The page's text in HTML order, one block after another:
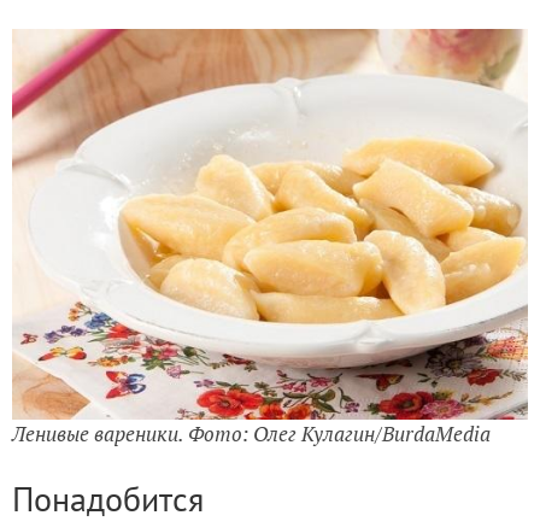
Ленивые вареники. Фото: Олег Кулагин/BurdaMedia
Понадобится